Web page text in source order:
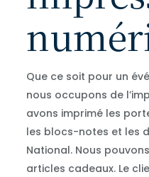
Que ce soit pour un
nous occupons de
avons imprimé les
les blocs-notes et les
National. Nous
articles cadeaux. Le